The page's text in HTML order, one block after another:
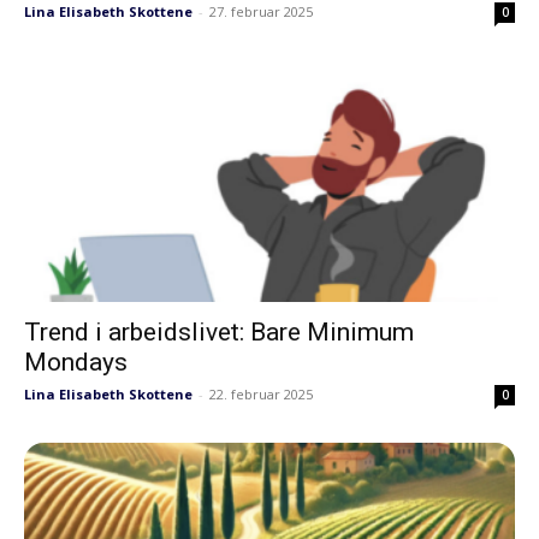
Lina Elisabeth Skottene - 27. februar 2025 0
Trend i arbeidslivet: Bare Minimum
Mondays
Lina Elisabeth Skottene - 22. februar 2025 0